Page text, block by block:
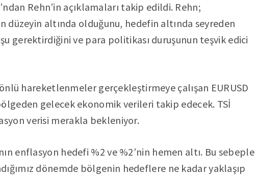
Rehn’in açıklamaları takip edildi. Rehn;
düzeyin altında olduğunu, hedefin altında seyreden
gerektirdiğini ve para politikası duruşunun teşvik edici
hareketlenmeler gerçekleştirmeye çalışan EURUSD
gelecek ekonomik verileri takip edecek. TSİ
verisi merakla bekleniyor.
enflasyon hedefi %2 ve %2’nin hemen altı. Bu sebeple
dönemde bölgenin hedeflere ne kadar yaklaşıp